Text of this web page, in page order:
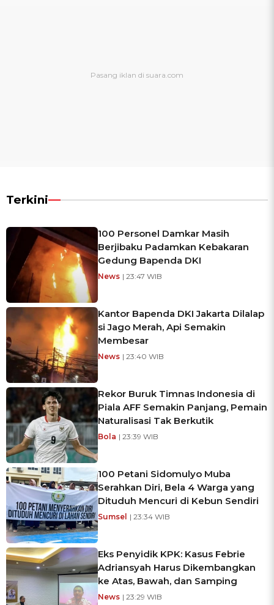
Terkini
100 Personel Damkar Masih
Berjibaku Padamkan Kebakaran
Gedung Bapenda DKI
News | 23:47 WIB
Kantor Bapenda DKI Jakarta Dilalap
si Jago Merah, Api Semakin
Membesar
News | 23:40 WIB
Rekor Buruk Timnas Indonesia di
Piala AFF Semakin Panjang, Pemain
Naturalisasi Tak Berkutik
Bola | 23:39 WIB
100 Petani Sidomulyo Muba
Serahkan Diri, Bela 4 Warga yang
Dituduh Mencuri di Kebun Sendiri
Sumsel | 23:34 WIB
Eks Penyidik KPK: Kasus Febrie
Adriansyah Harus Dikembangkan
ke Atas, Bawah, dan Samping
News | 23:29 WIB